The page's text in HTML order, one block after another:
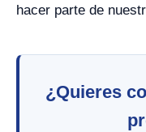
hacer parte de
¿Quieres